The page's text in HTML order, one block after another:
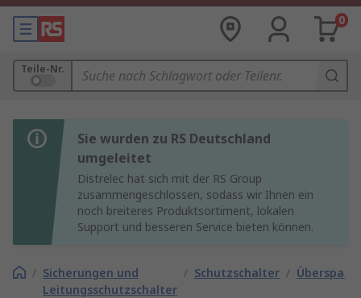
0
Teile-Nr.
Sie wurden zu RS Deutschland
umgeleitet
Distrelec hat sich mit der RS Group
zusammengeschlossen, sodass wir Ihnen ein
noch breiteres Produktsortiment, lokalen
Support und besseren Service bieten können.
/ Sicherungen und
Leitungsschutzschalter
/ Schutzschalter /